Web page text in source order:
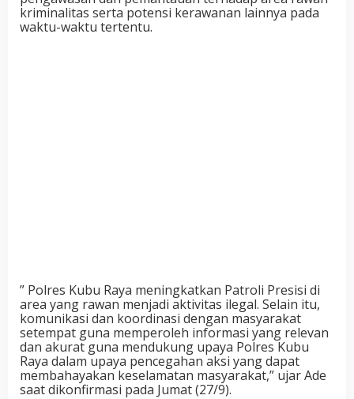
kriminalitas serta potensi kerawanan lainnya pada
waktu-waktu tertentu.
” Polres Kubu Raya meningkatkan Patroli Presisi di
area yang rawan menjadi aktivitas ilegal. Selain itu,
komunikasi dan koordinasi dengan masyarakat
setempat guna memperoleh informasi yang relevan
dan akurat guna mendukung upaya Polres Kubu
Raya dalam upaya pencegahan aksi yang dapat
membahayakan keselamatan masyarakat,” ujar Ade
saat dikonfirmasi pada Jumat (27/9).